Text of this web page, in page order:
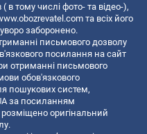
в тому числі фото- та відео-),
та всіх його
заборонено.
письмового дозволу
посилання на сайт
отриманні письмового
обов'язкового
пошукових систем,
за посиланням
розміщено оригінальний